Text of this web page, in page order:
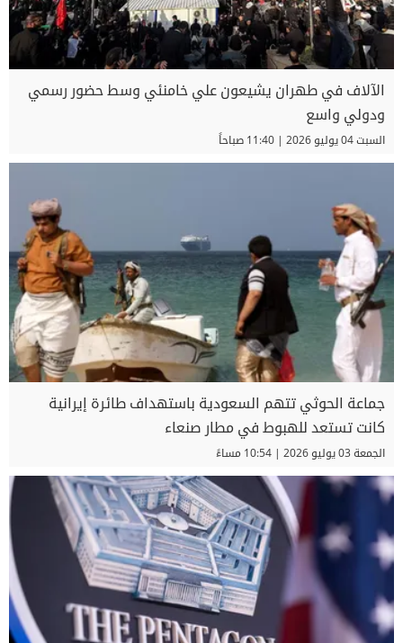
الآلاف في طهران يشيعون علي خامنئي وسط حضور رسمي
ودولي واسع
السبت 04 يوليو 2026 | 11:40 صباحاً
جماعة الحوثي تتهم السعودية باستهداف طائرة إيرانية
كانت تستعد للهبوط في مطار صنعاء
الجمعة 03 يوليو 2026 | 10:54 مساءً